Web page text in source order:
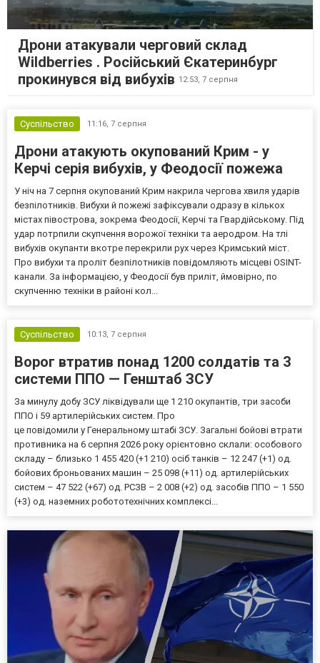
Дрони атакували черговий склад
Wildberries . Російський Єкатеринбург
прокинувся від вибухів 12:53, 7 серпня
Суспільство 11:16, 7 серпня
Дрони атакують окупований Крим - у
Керчі серія вибухів, у Феодосії пожежа
У ніч на 7 серпня окупований Крим накрила чергова хвиля ударів
безпілотників. Вибухи й пожежі зафіксували одразу в кількох
містах півострова, зокрема Феодосії, Керчі та Гвардійському. Під
удар потрпили скупчення ворожої техніки та аеродром. На тлі
вибухів окупанти вкотре перекрили рух через Кримський міст.
Про вибухи та проліт безпілотників повідомляють місцеві OSINT-
канали. За інформацією, у Феодосії був приліт, ймовірно, по
скупченню техніки в районі кол...
Суспільство 10:13, 7 серпня
Ворог втратив понад 1200 солдатів та 3
системи ППО — Генштаб ЗСУ
За минулу добу ЗСУ ліквідували ще 1 210 окупантів, три засоби
ППО і 59 артилерійських систем. Про
це повідомили у Генеральному штабі ЗСУ. Загальні бойові втрати
противника на 6 серпня 2026 року орієнтовно склали: особового
складу – близько 1 455 420 (+1 210) осіб танків – 12 247 (+1) од.
бойових броньованих машин – 25 098 (+11) од. артилерійських
систем – 47 522 (+67) од. РСЗВ – 2 008 (+2) од. засобів ППО – 1 550
(+3) од. наземних робототехнічних комплексі...